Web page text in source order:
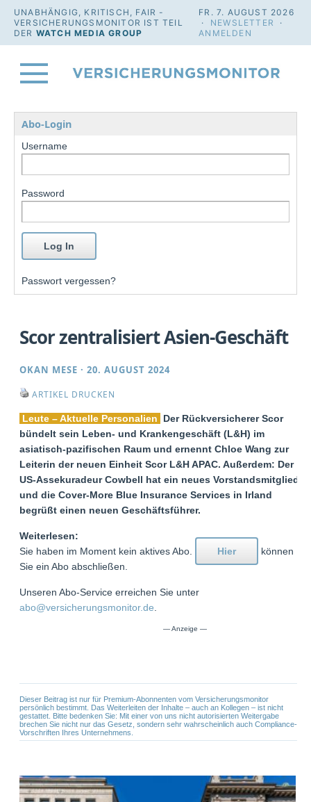
UNABHÄNGIG, KRITISCH, FAIR -
VERSICHERUNGSMONITOR IST TEIL
DER WATCH MEDIA GROUP
FR. 7. AUGUST 2026
· NEWSLETTER
·
ANMELDEN
Abo-Login
Username
Password
Passwort vergessen?
Scor zentralisiert Asien-Geschäft
OKAN MESE ·20. AUGUST 2024
ARTIKEL DRUCKEN
Leute – Aktuelle Personalien
Der Rückversicherer Scor
bündelt sein Leben- und Krankengeschäft (L&H) im
asiatisch-pazifischen Raum und ernennt Chloe Wang zur
Leiterin der neuen Einheit Scor L&H APAC. Außerdem: Der
US-Assekuradeur Cowbell hat ein neues Vorstandsmitglied,
und die Cover-More Blue Insurance Services in Irland
begrüßt einen neuen Geschäftsführer.
Weiterlesen:
Sie haben im Moment kein aktives Abo.
Hier
können
Sie ein Abo abschließen.
Unseren Abo-Service erreichen Sie unter
abo@versicherungsmonitor.de
Dieser Beitrag ist nur für Premium-Abonnenten vom Versicherungsmonitor
persönlich bestimmt. Das Weiterleiten der Inhalte – auch an Kollegen – ist nicht
gestattet. Bitte bedenken Sie: Mit einer von uns nicht autorisierten Weitergabe
brechen Sie nicht nur das Gesetz, sondern sehr wahrscheinlich auch Compliance-
Vorschriften Ihres Unternehmens.